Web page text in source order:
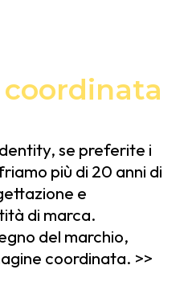
se preferite i
più di 20 anni di
e
di marca.
del marchio,
coordinata. >>